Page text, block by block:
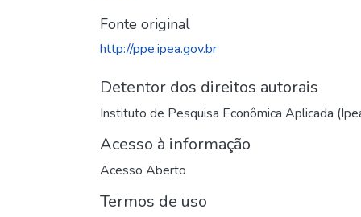
Fonte original
http://ppe.ipea.gov.br
Detentor dos direitos autorais
Instituto de Pesquisa Econômica Aplicada
Acesso à informação
Acesso Aberto
Termos de uso